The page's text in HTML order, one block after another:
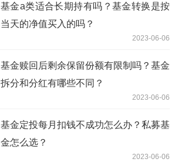
基金a类适合长期持有吗？基金转换是按
当天的净值买入的吗？
2023-06-06
基金赎回后剩余保留份额有限制吗？基金
拆分和分红有哪些不同？
2023-06-06
基金定投每月扣钱不成功怎么办？私募基
金怎么选？
2023-06-06